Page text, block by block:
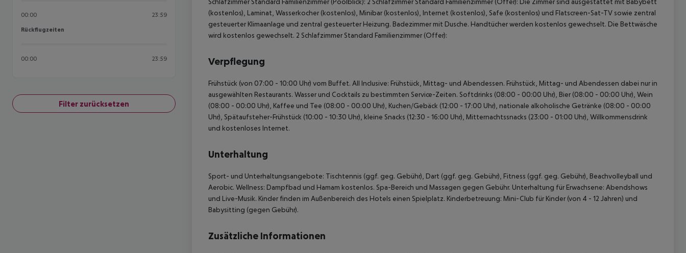
00:00 23:59
Rückflugzeiten
Rückflugzeiten
00:00 23:59
Filter zurücksetzen
(kostenlos), Laminat, Wasserkocher (kostenlos), Minibar (kostenlos), Internet (kostenlos), Safe (kostenlos) und Flatscreen-Sat-TV sowie zentral
gesteuerter Klimaanlage und zentral gesteuerter Heizung. Badezimmer mit Dusche. Handtücher werden kostenlos gewechselt. Die Bettwäsche
wird kostenlos gewechselt. 2 Schlafzimmer Standard Familienzimmer (Offer):
Verpflegung
Frühstück (von 07:00 - 10:00 Uhr) vom Buffet. All Inclusive: Frühstück, Mittag- und Abendessen. Frühstück, Mittag- und Abendessen dabei nur in
ausgewählten Restaurants. Wasser und Cocktails zu bestimmten Service-Zeiten. Softdrinks (08:00 - 00:00 Uhr), Bier (08:00 - 00:00 Uhr), Wein
(08:00 - 00:00 Uhr), Kaffee und Tee (08:00 - 00:00 Uhr), Kuchen/Gebäck (12:00 - 17:00 Uhr), nationale alkoholische Getränke (08:00 - 00:00
Uhr), Spätaufsteher-Frühstück (10:00 - 10:30 Uhr), kleine Snacks (12:30 - 16:00 Uhr), Mitternachtssnacks (23:00 - 01:00 Uhr), Willkommensdrink
und kostenloses Internet.
Unterhaltung
Sport- und Unterhaltungsangebote: Tischtennis (ggf. geg. Gebühr), Dart (ggf. geg. Gebühr), Fitness (ggf. geg. Gebühr), Beachvolleyball und
Aerobic. Wellness: Dampfbad und Hamam kostenlos. Spa-Bereich und Massagen gegen Gebühr. Unterhaltung für Erwachsene: Abendshows
und Live-Musik. Kinder finden im Außenbereich des Hotels einen Spielplatz. Kinderbetreuung: Mini-Club für Kinder (von 4 - 12 Jahren) und
Babysitting (gegen Gebühr).
Zusätzliche Informationen